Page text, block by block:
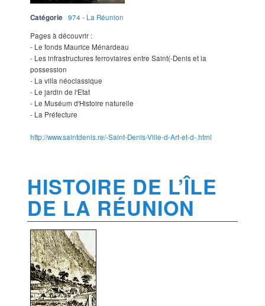
Catégorie
974 - La Réunion
Pages à découvrir :
- Le fonds Maurice Ménardeau
- Les infrastructures ferroviaires entre Saint(-Denis et la
possession
- La villa néoclassique
- Le jardin de l'Etat
- Le Muséum d'Histoire naturelle
- La Préfecture
http://www.saintdenis.re/-Saint-Denis-Ville-d-Art-et-d-.html
HISTOIRE DE L’ÎLE
DE LA RÉUNION